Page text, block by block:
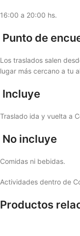
16:00 a 20:00 hs.
Punto de
Los traslados salen
lugar más cercano a tu
Incluye
Traslado ida y vuelta a
No incluye
Comidas ni bebidas.
Actividades dentro de
Productos